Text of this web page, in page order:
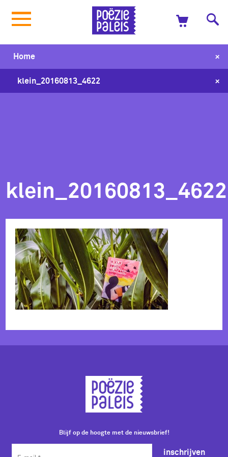
Home +
klein_20160813_4622 +
klein_20160813_4622
Blijf op de hoogte met de nieuwsbrief!
inschrijven